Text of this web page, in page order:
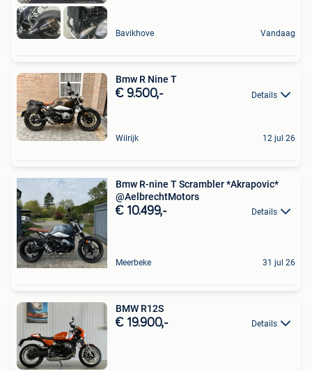
Bavikhove Vandaag
Bmw R Nine T
€ 9.500,- Details
Wilrijk 12 jul 26
Bmw R-nine T Scrambler *Akrapovic*
@AelbrechtMotors
€ 10.499,- Details
Meerbeke 31 jul 26
BMW R12S
€ 19.900,- Details